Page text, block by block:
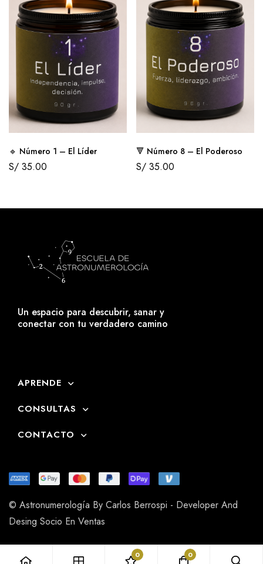
🔹 Número 1 – El Líder
S/ 35.00
🔻 Número 8 – El Poderoso
S/ 35.00
Un espacio para descubrir, sanar y
conectar con tu verdadero camino
APRENDE
CONSULTAS
CONTACTO
© Astronumerología By Carlos Berrospi - Developer And
Desing Socio En Ventas
0 0